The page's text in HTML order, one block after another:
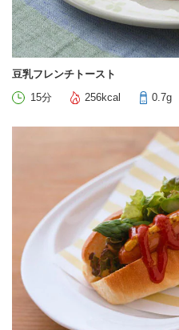
豆乳フレンチトースト
15分
256kcal 0.7g
部へ